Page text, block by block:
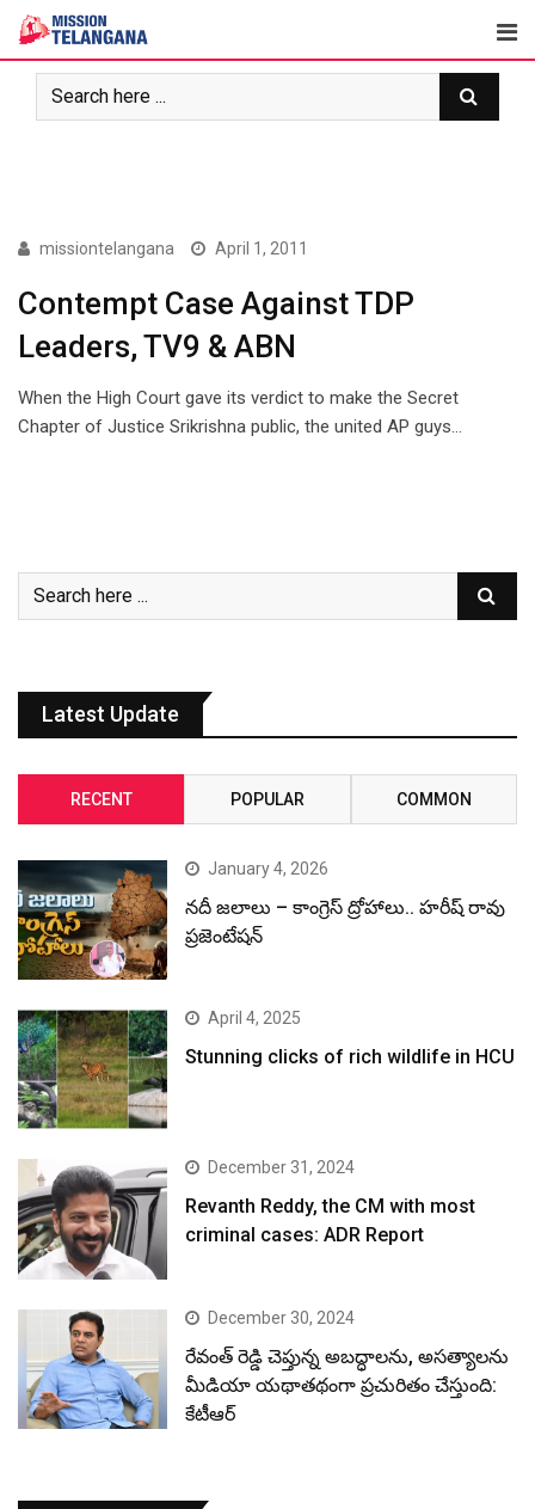
Skip
content
ARTICLES
missiontelangana April 1, 2011
Contempt Case Against TDP
Leaders, TV9 & ABN
When the High Court gave its verdict to make the Secret
Chapter of Justice Srikrishna public, the united AP guys…
Latest Update
RECENT POPULAR COMMON
January 4, 2026
నదీ జలాలు – కాంగ్రెస్ ద్రోహాలు.. హరీష్ రావు
ప్రజెంటేషన్
April 4, 2025
Stunning clicks of rich wildlife in HCU
December 31, 2024
Revanth Reddy, the CM with most
criminal cases: ADR Report
December 30, 2024
రేవంత్ రెడ్డి చెప్తున్న అబద్ధాలను, అసత్యాలను
మీడియా యథాతథంగా ప్రచురితం చేస్తుంది:
కేటీఆర్